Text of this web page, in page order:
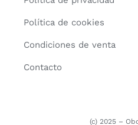
Política de cookies
Condiciones de venta
Contacto
(c) 2025 –